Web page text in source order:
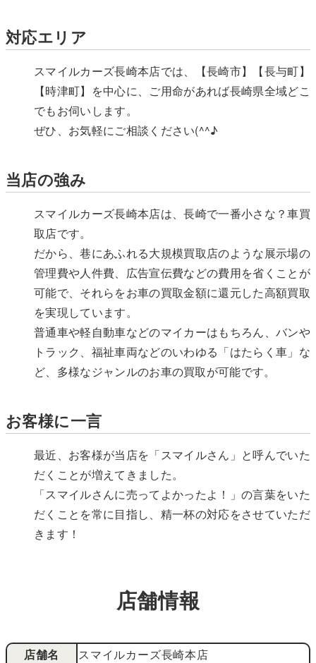
対応エリア
スマイルカーズ長崎本店では、【長崎市】【長与町】
【時津町】を中心に、ご用命があれば長崎県全域どこ
でもお伺いします。
ぜひ、お気軽にご相談ください(^^♪
当店の強み
スマイルカーズ長崎本店は、長崎で一番小さな？車買
取店です。
だから、巷にあふれる大規模買取店のような展示場の
管理費や人件費、広告宣伝費などの費用を省くことが
可能で、それらをお車の買取金額に還元した高額買取
を実現しています。
普通車や軽自動車などのマイカーはもちろん、バンや
トラック、福祉車両などのいわゆる「はたらく車」な
ど、多様なジャンルのお車の買取が可能です。
お客様に一言
最近、お客様が当店を「スマイルさん」と呼んでいた
だくことが増えてきました。
「スマイルさんに売ってよかったよ！」の言葉をいた
だくことを常に目指し、精一杯の対応をさせていただ
きます！
店舗情報
店舗名
スマイルカーズ長崎本店